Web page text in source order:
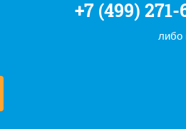
+7 (499)
либо